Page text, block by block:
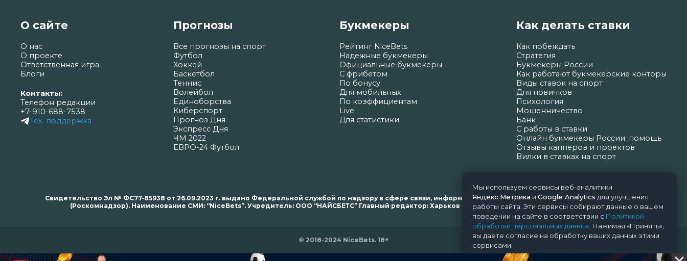
О сайте
О нас
О проекте
Ответственная игра
Блоги
Контакты:
Телефон редакции
+7-910-688-7538
Тех. поддержка
Прогнозы
Все прогнозы на спорт
Футбол
Хоккей
Баскетбол
Теннис
Волейбол
Единоборства
Киберспорт
Прогноз Дня
Экспресс Дня
ЧМ 2022
ЕВРО-24 Футбол
Букмекеры
Рейтинг NiceBets
Надежные букмекеры
Официальные букмекеры
С фрибетом
По бонусу
Для мобильных
По коэффициентам
Live
Для статистики
Как делать ставки
Как побеждать
Стратегия
Букмекеры России
Как работают букмекерские конторы
Виды ставок на спорт
Для новичков
Психология
Мошенничество
Банк
С работы в ставки
Онлайн букмекеры России: помощь
Отзывы капперов и проектов
Вилки в ставках на спорт
Свидетельство Эл № ФС77-85938 от 26.09.2023 г. выдано Федеральной службой по надзору в сфере связи, информационных технологий и массовых коммуникаций
(Роскомнадзор). Наименование СМИ: “NiceBets”. Учредитель: ООО “НАЙСБЕТС” Главный редактор: Харьков Н.Н. Почта редакции: support@nice-bets.ru
© 2018-2024 NiceBets. 18+
Мы используем сервисы веб-аналитики
Яндекс.Метрика и Google Analytics для улучшения
работы сайта. Эти сервисы собирают данные о вашем
поведении на сайте в соответствии с Политикой
обработки персональных данных . Нажимая «Принять»,
вы даёте согласие на обработку ваших данных этими
сервисами.